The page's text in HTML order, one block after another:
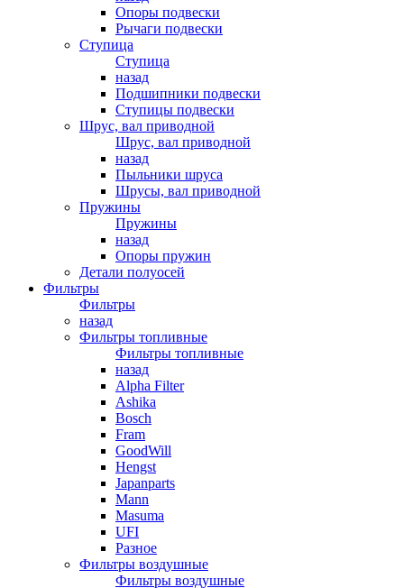
Опоры подвески
Рычаги подвески
Ступица
Ступица
назад
Подшипники подвески
Ступицы подвески
Шрус, вал приводной
Шрус, вал приводной
назад
Пыльники шруса
Шрусы, вал приводной
Пружины
Пружины
назад
Опоры пружин
Детали полуосей
Фильтры
Фильтры
назад
Фильтры топливные
Фильтры топливные
назад
Alpha Filter
Ashika
Bosch
Fram
GoodWill
Hengst
Japanparts
Mann
Masuma
UFI
Разное
Фильтры воздушные
Фильтры воздушные